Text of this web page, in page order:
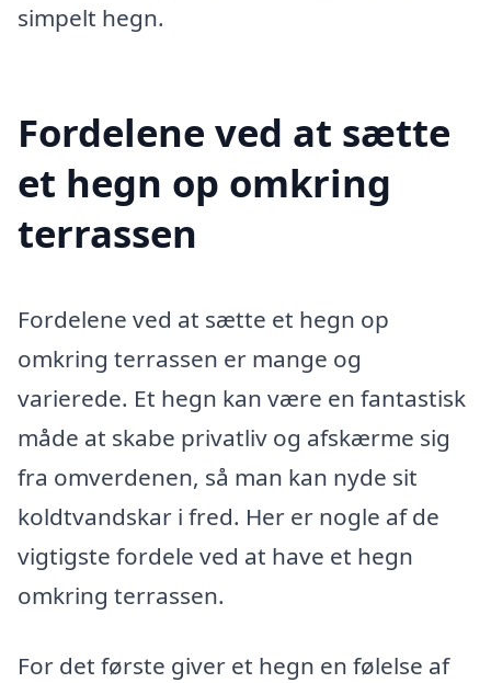
simpelt hegn.
Fordelene ved at sætte
et hegn op omkring
terrassen
Fordelene ved at sætte et hegn op
omkring terrassen er mange og
varierede. Et hegn kan være en fantastisk
måde at skabe privatliv og afskærme sig
fra omverdenen, så man kan nyde sit
koldtvandskar i fred. Her er nogle af de
vigtigste fordele ved at have et hegn
omkring terrassen.
For det første giver et hegn en følelse af